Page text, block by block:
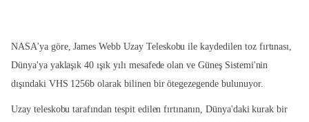
NASA'ya göre, James Webb Uzay Teleskobu ile kaydedilen toz fırtınası,
Dünya'ya yaklaşık 40 ışık yılı mesafede olan ve Güneş Sistemi'nin
dışındaki VHS 1256b olarak bilinen bir ötegezegende bulunuyor.
Uzay teleskobu tarafından tespit edilen fırtınanın, Dünya'daki kurak bir